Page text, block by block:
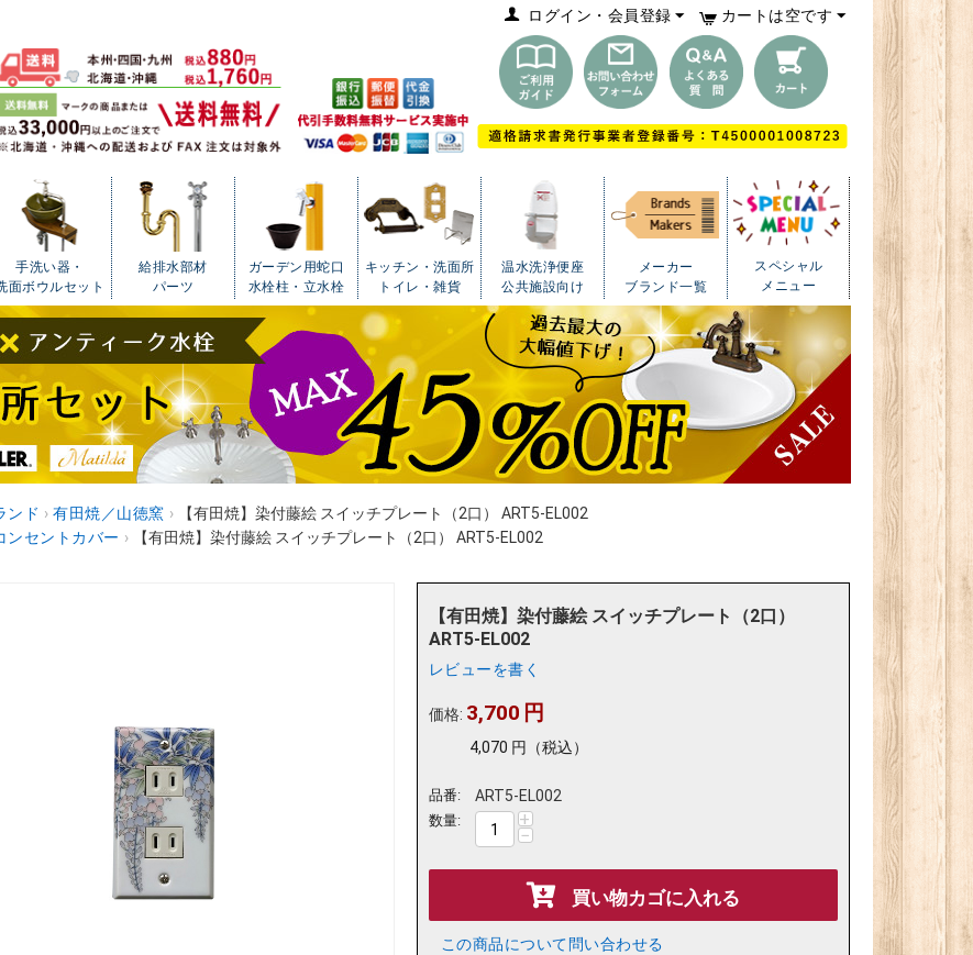
カートは空です
ログイン・会員登録
手洗い器・
面ボウルセット
給排水部材
パーツ
ガーデン用蛇口
水栓柱・立水栓
キッチン・洗面所
トイレ・雑貨
温水洗浄便座
公共施設向け
メーカー
ブランド一覧
スペシャル
メニュー
ンド › 有田焼／山徳窯 ›
【有田焼】染付藤絵 スイッチプレート（2口） ART5-EL002
ンセントカバー › 【有田焼】染付藤絵 スイッチプレート（2口） ART5-EL002
【有田焼】染付藤絵 スイッチプレート（2口）
ART5-EL002
レビューを書く
価格: 3,700 円
4,070 円 （税込）
品番: ART5-EL002
数量: +
−
買い物カゴに入れる
この商品について問い合わせる